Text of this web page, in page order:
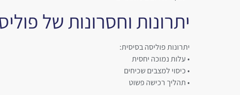
יתרונות וחסרונות של
יתרונות פוליסה בסיסית:
• עלות נמוכה יחסית
• כיסוי למצבים שכיחים
• תהליך רכישה פשוט